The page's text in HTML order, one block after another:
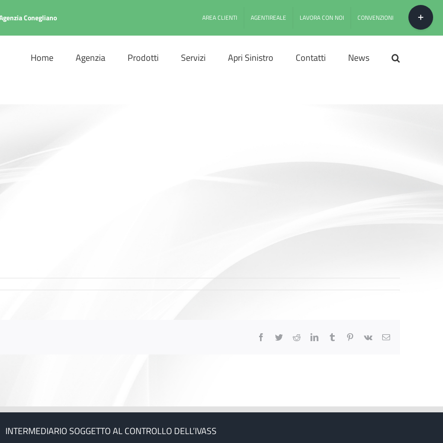
Conegliano AREA CLIENTI AGENTIREALE LAVORA CON NOI CONVENZIONI
Home Agenzia Prodotti Servizi Apri Sinistro Contatti News
Facebook
TwitterRedditLinkedInTumblr Pinterest
Vk Email
INTERMEDIARIO SOGGETTO AL CONTROLLO DELL’IVASS
Toggle
area
barra